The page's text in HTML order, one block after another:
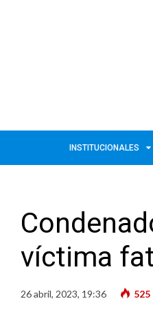
INSTITUCIONALES
víctima
26 abril, 2023, 19:36 525